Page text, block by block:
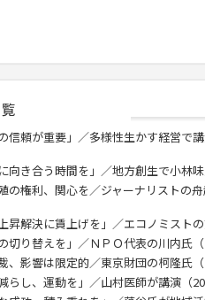
頼が重要」／多様性生かす経営で
き合う時間を」／地方創生で小林
権利、関心を／ジャーナリストの
解決に賃上げを」／エコノミスト
り替えを」／ＮＰＯ代表の川内氏
影響は限定的／東京財団の柯隆氏
し、運動を」／山村医師が講演（